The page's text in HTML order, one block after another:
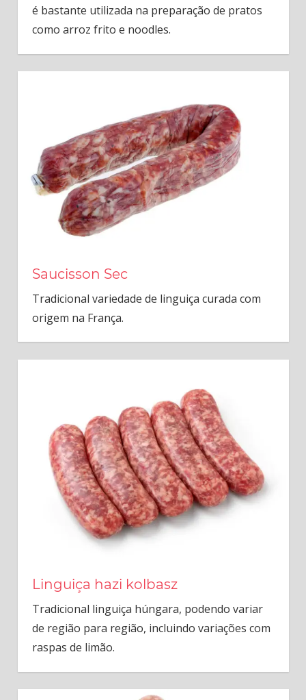
é bastante utilizada na preparação de pratos
como arroz frito e noodles.
Saucisson Sec
Tradicional variedade de linguiça curada com
origem na França.
Linguiça hazi kolbasz
Tradicional linguiça húngara, podendo variar
de região para região, incluindo variações com
raspas de limão.